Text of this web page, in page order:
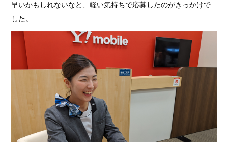
早いかもしれないなと、軽い気持ちで応募したのがきっかけで
した。